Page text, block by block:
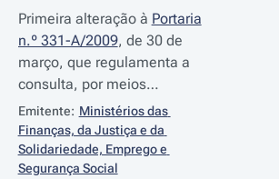
poder de autoridade de
saúde, publicado no Diário
da República, 1.ª Série, n.º
192, de 4 de outubro de
Primeira alteração à Portaria
n.º 331-A/2009, de 30 de
março, que regulamenta a
consulta, por meios
eletrónicos, de informação
referente à identificação do
executado e dos seus bens
e da citação eletrónica de
Emitente: Ministérios das
Finanças, da Justiça e da
Solidariedade, Emprego e
Segurança Social